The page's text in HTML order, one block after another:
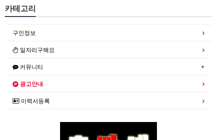
카테고리
구인정보
일자리구해요
커뮤니티
광고안내
이력서등록